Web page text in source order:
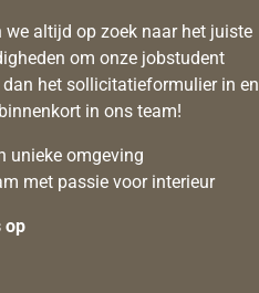
altijd op zoek naar het juiste
om onze jobstudent
het sollicitatieformulier in en
in ons team!
unieke omgeving
met passie voor interieur
op